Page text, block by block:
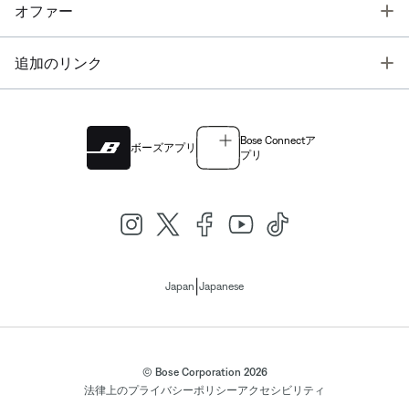
オファー
追加のリンク
ボーズアプリ
Bose Connectア
プリ
Japan Japanese
© Bose Corporation 2026
法律上のプライバシーポリシーアクセシビリティ